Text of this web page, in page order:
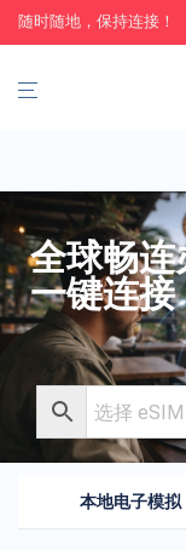
随时随地，保持连接！
全球畅连
一键连接
本地电子模拟